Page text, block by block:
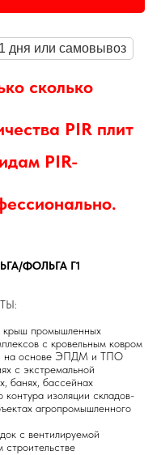
дня или самовывоз
сколько
PIR плит
PIR-
ФОЛЬГА Г1
крыш промышленных
с кровельным ковром
на основе ЭПДМ и ТПО
с экстремальной
банях, бассейнах
контура изоляции складов-
агропромышленного
с вентилируемой